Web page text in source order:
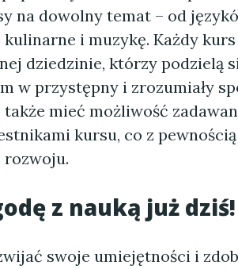
na dowolny temat – od
i muzykę. Każdy
dziedzinie, którzy podzielą
w przystępny i zrozumiały
mieć możliwość
kursu, co z pewnością
rozwoju.
z nauką już dziś!
swoje umiejętności i